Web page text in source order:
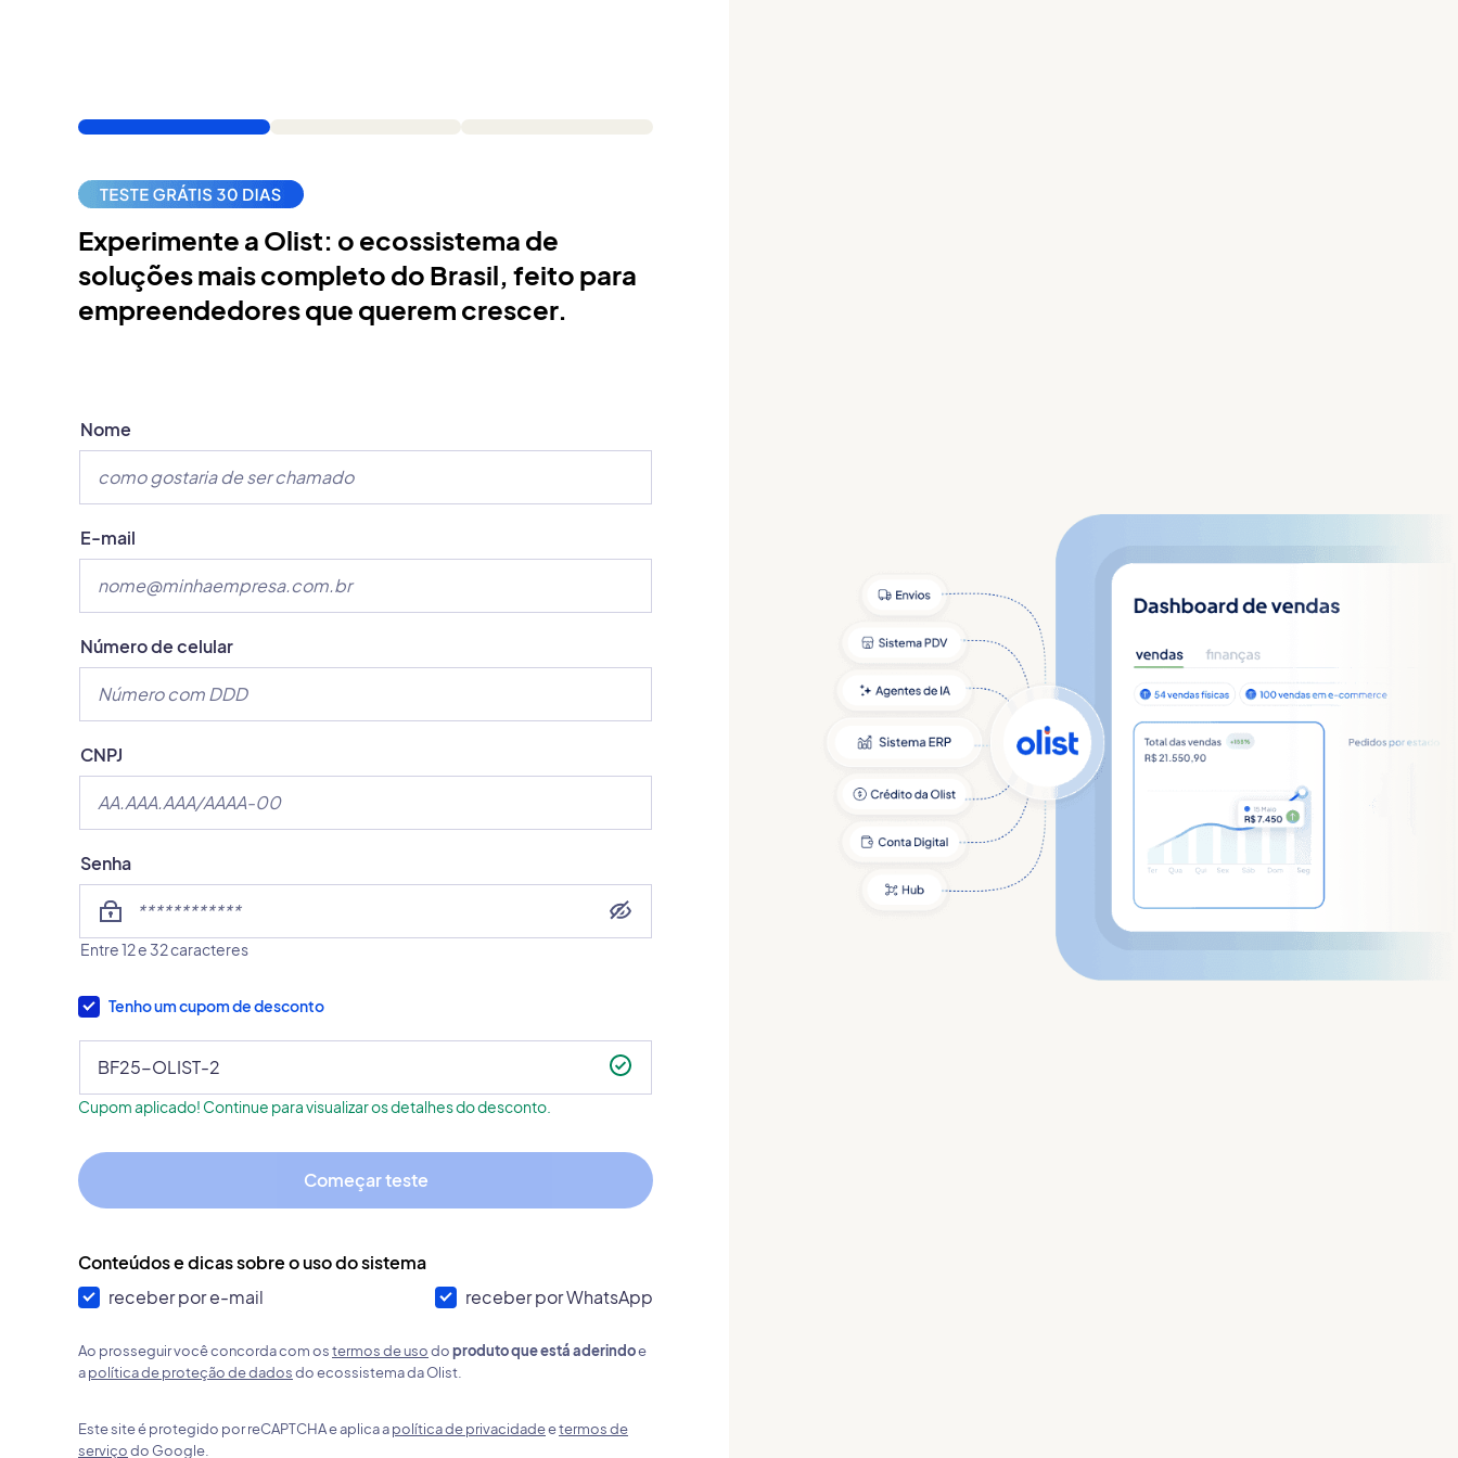
Experimente a Olist: o ecossistema de
soluções mais completo do Brasil, feito para
empreendedores que querem crescer.
Nome
E-mail
Número de celular
CNPJ
Senha
Entre 12 e 32 caracteres
Tenho um cupom de desconto
Cupom aplicado! Continue para visualizar os detalhes do desconto.
Começar teste
Conteúdos e dicas sobre o uso do sistema
receber por e-mail
receber por WhatsApp
Ao prosseguir você concorda com ostermos de usodoproduto que está aderindoe
apolítica de proteção de dadosdo ecossistema da Olist.
Este site é protegido por reCAPTCHA e aplica apolítica de privacidadeetermos de
serviçodo Google.